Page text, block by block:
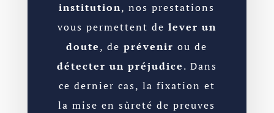
institution, nos prestations
vous permettent de lever un
doute, deprévenir ou de
détecter un préjudice. Dans
ce dernier cas, la fixation et
la mise en sûreté de preuves